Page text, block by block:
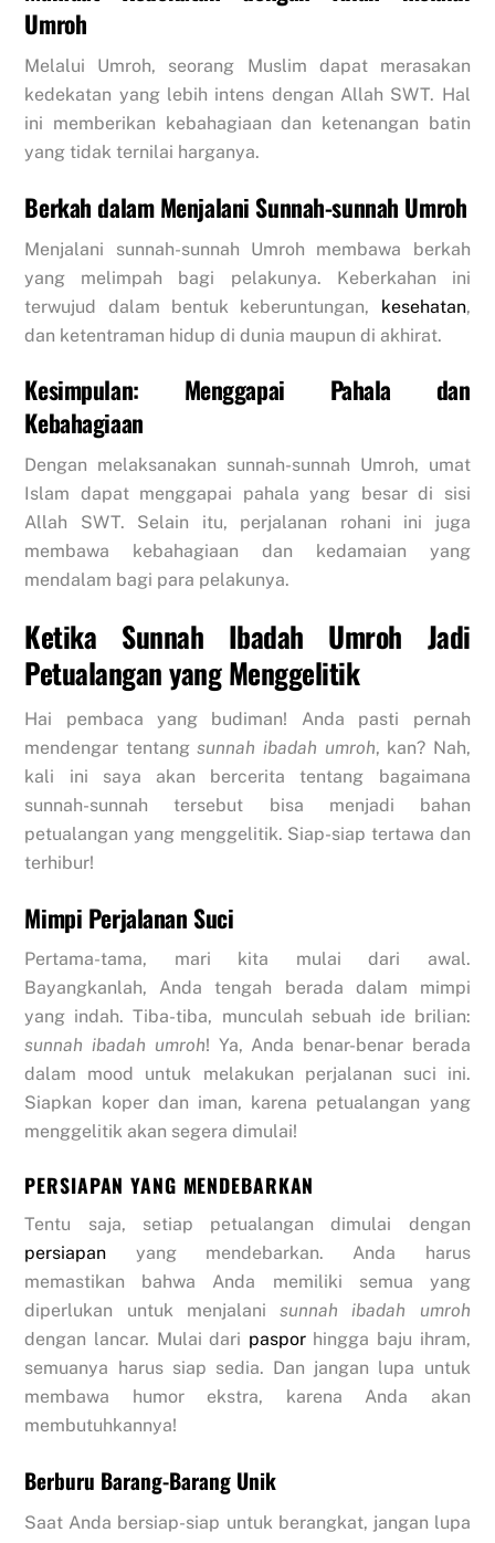
Umroh
Melalui Umroh, seorang Muslim dapat merasakan
kedekatan yang lebih intens dengan Allah SWT. Hal
ini memberikan kebahagiaan dan ketenangan batin
yang tidak ternilai harganya.
Berkah dalam Menjalani Sunnah-sunnah Umroh
Menjalani sunnah-sunnah Umroh membawa berkah
yang melimpah bagi pelakunya. Keberkahan ini
terwujud dalam bentuk keberuntungan, kesehatan,
dan ketentraman hidup di dunia maupun di akhirat.
Kesimpulan: Menggapai Pahala dan
Kebahagiaan
Dengan melaksanakan sunnah-sunnah Umroh, umat
Islam dapat menggapai pahala yang besar di sisi
Allah SWT. Selain itu, perjalanan rohani ini juga
membawa kebahagiaan dan kedamaian yang
mendalam bagi para pelakunya.
Ketika Sunnah Ibadah Umroh Jadi
Petualangan yang Menggelitik
Hai pembaca yang budiman! Anda pasti pernah
mendengar tentangsunnah ibadah umroh, kan? Nah,
kali ini saya akan bercerita tentang bagaimana
sunnah-sunnah tersebut bisa menjadi bahan
petualangan yang menggelitik. Siap-siap tertawa dan
terhibur!
Mimpi Perjalanan Suci
Pertama-tama, mari kita mulai dari awal.
Bayangkanlah, Anda tengah berada dalam mimpi
yang indah. Tiba-tiba, munculah sebuah ide brilian:
sunnah ibadah umroh! Ya, Anda benar-benar berada
dalam mood untuk melakukan perjalanan suci ini.
Siapkan koper dan iman, karena petualangan yang
menggelitik akan segera dimulai!
PERSIAPAN YANG MENDEBARKAN
Tentu saja, setiap petualangan dimulai dengan
persiapan yang mendebarkan. Anda harus
memastikan bahwa Anda memiliki semua yang
diperlukan untuk menjalanisunnah ibadah umroh
dengan lancar. Mulai dari pasporhingga baju ihram,
semuanya harus siap sedia. Dan jangan lupa untuk
membawa humor ekstra, karena Anda akan
membutuhkannya!
Berburu Barang-Barang Unik
Saat Anda bersiap-siap untuk berangkat, jangan lupa